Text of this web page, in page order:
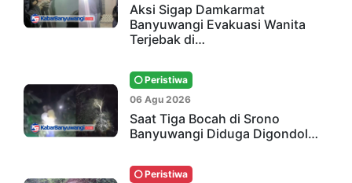
Aksi Sigap Damkarmat
Banyuwangi Evakuasi Wanita
Terjebak di…
Peristiwa
06 Agu 2026
Saat Tiga Bocah di Srono
Banyuwangi Diduga Digondol…
Peristiwa